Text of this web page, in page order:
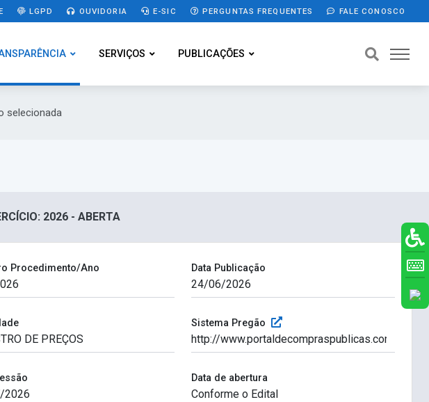
LGPD OUVIDORIA E-SIC PERGUNTAS FREQUENTES FALE CONOSCO
SERVIÇOS PUBLICAÇÕES
selecionada
2026 - ABERTA
Procedimento/Ano Data Publicação
Sistema Pregão
Data de abertura